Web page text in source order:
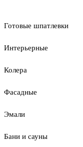
Готовые шпатлевки
Интерьерные
Колера
Фасадные
Эмали
Бани и сауны